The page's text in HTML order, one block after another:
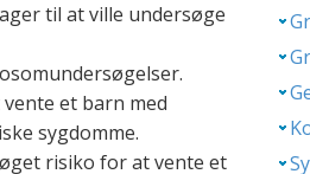
til at ville undersøge
et barn med
sygdomme.
risiko for at vente et